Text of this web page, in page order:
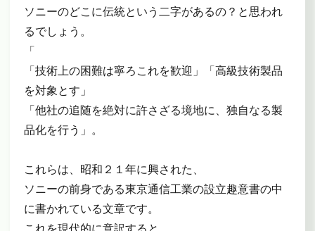
ソニーのどこに伝統という二字があるの？と思われ
るでしょう。
「
「技術上の困難は寧ろこれを歓迎」「高級技術製品
を対象とす」
「他社の追随を絶対に許さざる境地に、独自なる製
品化を行う」。
これらは、昭和２１年に興された、
ソニーの前身である東京通信工業の設立趣意書の中
に書かれている文章です。
これを現代的に意訳すると、